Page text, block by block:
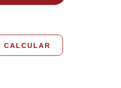
CALCULAR